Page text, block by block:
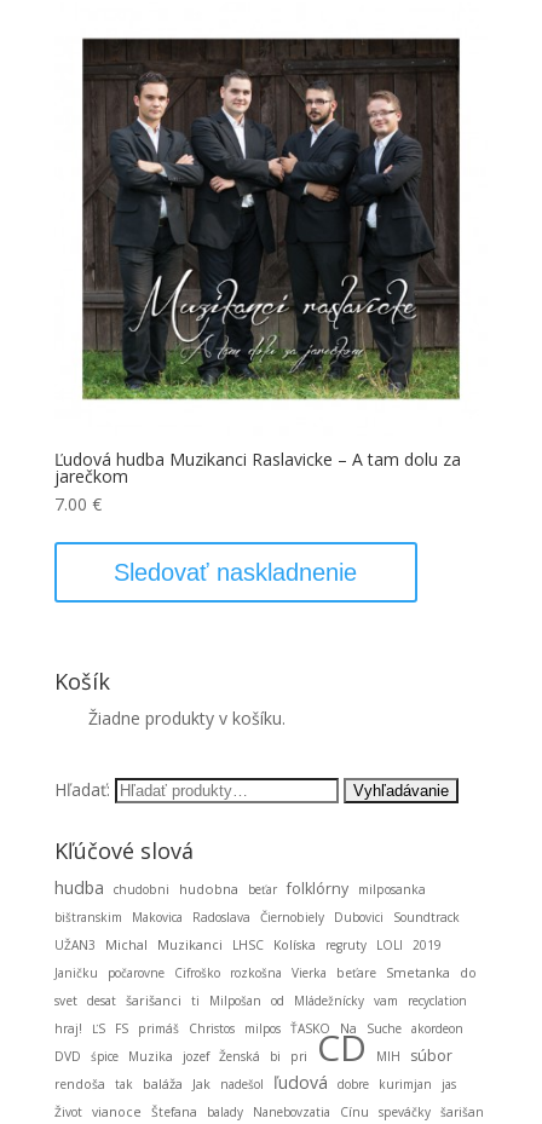
Ľudová hudba Muzikanci Raslavicke – A tam dolu za
jarečkom
7.00 €
Sledovať naskladnenie
Košík
Žiadne produkty v košíku.
Hľadať:
Kľúčové slová
hudba chudobni hudobna beťar folklórny
milposanka
bištranskim
Makovica Radoslava Čiernobiely Dubovici
Soundtrack
UŽAN3
Michal Muzikanci LHSC Kolíska regruty LOLI
2019
Janičku
počarovne Cifroško rozkošna Vierka beťare Smetanka
do
svet desat šarišanci ti Milpošan od Mládežnícky vam
recyclation
hraj!
ĽS FS primáš Christos milpos ŤASKO Na Suche akordeon
DVD
śpice Muzika jozef Ženská bi pri CD MIH súbor
rendoša tak baláža Jak nadešol ľudová dobre kurimjan
jas
Život vianoce Štefana balady Nanebovzatia Cínu speváčky šarišan